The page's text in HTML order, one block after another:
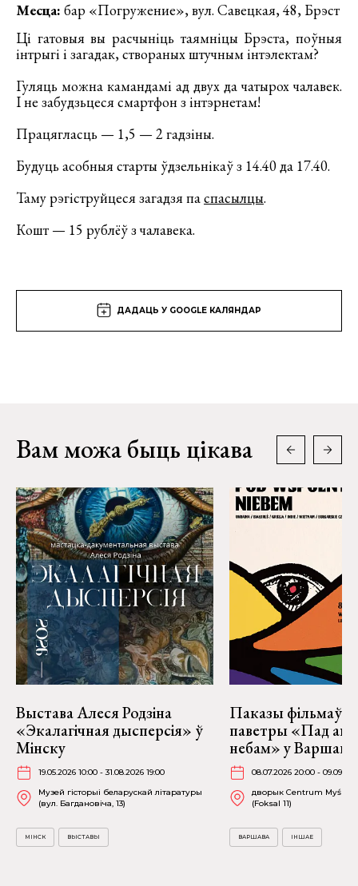
Месца: бар «Погружение», вул. Савецкая, 48, Брэст
Ці гатовыя вы расчыніць таямніцы Брэста, поўныя
інтрыгі і загадак, створаных штучным інтэлектам?
Гуляць можна камандамі ад двух да чатырох чалавек.
І не забудзьцеся смартфон з інтэрнетам!
Працягласць — 1,5 — 2 гадзіны.
Будуць асобныя старты ўдзельнікаў з 14.40 да 17.40.
Таму рэгіструйцеся загадзя паспасылцы.
Кошт — 15 рублёў з чалавека.
ДАДАЦЬ У GOOGLE КАЛЯНДАР
Вам можа быць цікава
Выстава Алеся Родзіна
«Экалагічная дысперсія» ў
Мінску
19.05.2026 10:00 - 31.08.2026 19:00
Музей гісторыі беларускай літаратуры
(вул. Багдановіча, 13)
МІНСК ВЫСТАВЫ
Паказы фільмаў
паветры «Пад
небам» у Варшаве
08.07.2026 20:00 -
дворык Centrum Myśli
(Foksal 11)
ВАРШАВА ІНШАЕ